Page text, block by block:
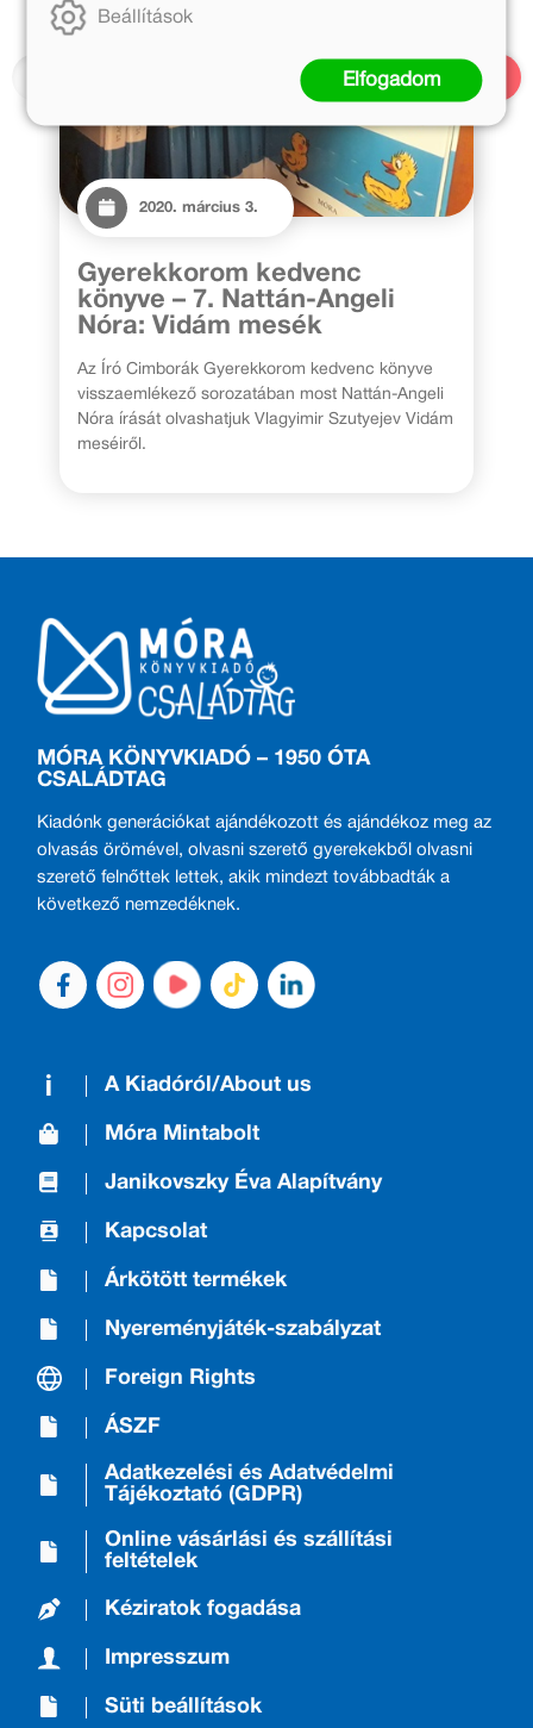
2020. március 3.
Gyerekkorom kedvenc
könyve – 7. Nattán-Angeli
Nóra: Vidám mesék
Az Író Cimborák Gyerekkorom kedvenc könyve
visszaemlékező sorozatában most Nattán-Angeli
Nóra írását olvashatjuk Vlagyimir Szutyejev Vidám
meséiről.
MÓRA KÖNYVKIADÓ – 1950 ÓTA
CSALÁDTAG
Kiadónk generációkat ajándékozott és ajándékoz meg az
olvasás örömével, olvasni szerető gyerekekből olvasni
szerető felnőttek lettek, akik mindezt továbbadták a
következő nemzedéknek.
A Kiadóról/About us
Móra Mintabolt
Janikovszky Éva Alapítvány
Kapcsolat
Árkötött termékek
Nyereményjáték-szabályzat
Foreign Rights
ÁSZF
Adatkezelési és Adatvédelmi
Tájékoztató (GDPR)
Online vásárlási és szállítási
feltételek
Kéziratok fogadása
Impresszum
Süti beállítások
Beállítások
Elfogadom